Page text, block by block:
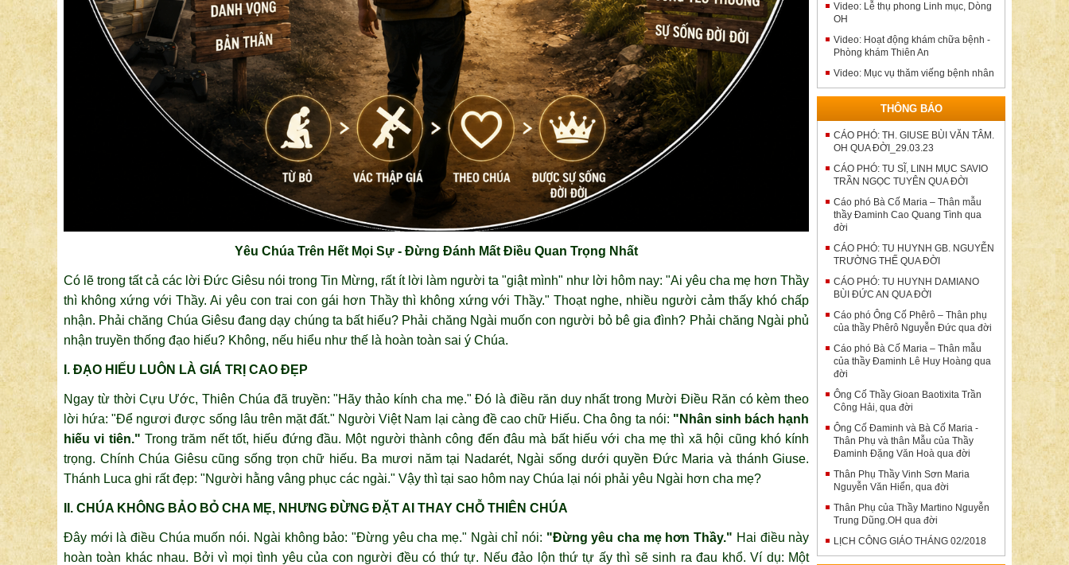
Yêu Chúa Trên Hết Mọi Sự - Đừng Đánh Mất Điều Quan Trọng Nhất
Có lẽ trong tất cả các lời Đức Giêsu nói trong Tin Mừng, rất ít lời làm người ta "giật mình" như lời hôm nay: "Ai yêu cha mẹ hơn Thầy
thì không xứng với Thầy. Ai yêu con trai con gái hơn Thầy thì không xứng với Thầy." Thoạt nghe, nhiều người cảm thấy khó chấp
nhận. Phải chăng Chúa Giêsu đang dạy chúng ta bất hiếu? Phải chăng Ngài muốn con người bỏ bê gia đình? Phải chăng Ngài phủ
nhận truyền thống đạo hiếu? Không, nếu hiểu như thế là hoàn toàn sai ý Chúa.
I. ĐẠO HIẾU LUÔN LÀ GIÁ TRỊ CAO ĐẸP
Ngay từ thời Cựu Ước, Thiên Chúa đã truyền: "Hãy thảo kính cha mẹ." Đó là điều răn duy nhất trong Mười Điều Răn có kèm theo
lời hứa: "Để ngươi được sống lâu trên mặt đất." Người Việt Nam lại càng đề cao chữ Hiếu. Cha ông ta nói: "Nhân sinh bách hạnh
hiếu vi tiên."Trong trăm nết tốt, hiếu đứng đầu. Một người thành công đến đâu mà bất hiếu với cha mẹ thì xã hội cũng khó kính
trọng. Chính Chúa Giêsu cũng sống trọn chữ hiếu. Ba mươi năm tại Nadarét, Ngài sống dưới quyền Đức Maria và thánh Giuse.
Thánh Luca ghi rất đẹp: "Người hằng vâng phục các ngài." Vậy thì tại sao hôm nay Chúa lại nói phải yêu Ngài hơn cha mẹ?
II. CHÚA KHÔNG BẢO BỎ CHA MẸ, NHƯNG ĐỪNG ĐẶT AI THAY CHỖ THIÊN CHÚA
Đây mới là điều Chúa muốn nói. Ngài không bảo: "Đừng yêu cha mẹ." Ngài chỉ nói: "Đừng yêu cha mẹ hơn Thầy." Hai điều này
hoàn toàn khác nhau. Bởi vì mọi tình yêu của con người đều có thứ tự. Nếu đảo lộn thứ tự ấy thì sẽ sinh ra đau khổ. Ví dụ: Một
Video: Lễ thụ phong Linh mục, Dòng
OH
Video: Hoạt động khám chữa bệnh -
Phòng khám Thiên An
Video: Mục vụ thăm viếng bệnh nhân
THÔNG BÁO
CÁO PHÓ: TH. GIUSE BÙI VĂN TÂM.
OH QUA ĐỜI_29.03.23
CÁO PHÓ: TU SĨ, LINH MỤC SAVIO
TRẦN NGỌC TUYÊN QUA ĐỜI
Cáo phó Bà Cố Maria – Thân mẫu
thầy Đaminh Cao Quang Tình qua
đời
CÁO PHÓ: TU HUYNH GB. NGUYỄN
TRƯỜNG THẾ QUA ĐỜI
CÁO PHÓ: TU HUYNH DAMIANO
BÙI ĐỨC AN QUA ĐỜI
Cáo phó Ông Cố Phêrô – Thân phụ
của thầy Phêrô Nguyễn Đức qua đời
Cáo phó Bà Cố Maria – Thân mẫu
của thầy Đaminh Lê Huy Hoàng qua
đời
Ông Cố Thầy Gioan Baotixita Trần
Công Hải, qua đời
Ông Cố Đaminh và Bà Cố Maria -
Thân Phụ và thân Mẫu của Thầy
Đaminh Đặng Văn Hoà qua đời
Thân Phụ Thầy Vinh Sơn Maria
Nguyễn Văn Hiển, qua đời
Thân Phụ của Thầy Martino Nguyễn
Trung Dũng.OH qua đời
LỊCH CÔNG GIÁO THÁNG 02/2018